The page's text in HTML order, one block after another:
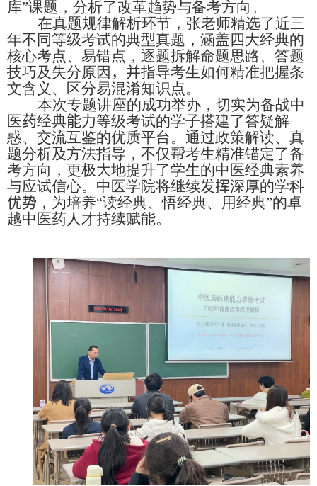
库”课题，分析了改革趋势与备考方向。
在真题规律解析环节，张老师精选了近三
年不同等级考试的典型真题，涵盖四大经典的
核心考点、易错点，逐题拆解命题思路、答题
技巧及失分原因 ， 并指导考生如何精准把握条
文含义、区分易混淆知识点。
本次专题讲座的成功举办，切实为备战中
医药经典能力等级考试的学子搭建了答疑解
惑、交流互鉴的优质平台。通过政策解读、真
题分析及方法指导，不仅帮考生精准锚定了备
考方向，更极大地提升了学生的中医经典素养
与应试信心。中医学院将继续发挥深厚的学科
优势 ，为培养“读经典、悟经典、用经典”的卓
越中医药人才持续赋能。